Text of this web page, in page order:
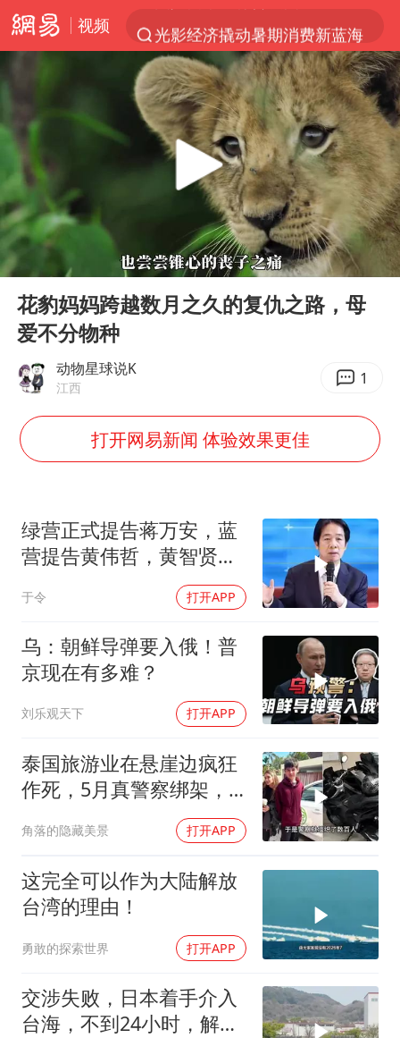
视频
光影经济撬动暑期消费新蓝海
马克·艾伦退出斯诺克中国公开赛
新疆优化调整景区内自驾服务费
上四休三，但降薪1000元，你接受吗？
WTT瑞典大满贯女单签表出炉
情侣平潭拍日出坠崖1死1伤
36岁男演员成景区NPC后人气爆棚
全民健身事业高质量发展
台当局重金为“台独”织“皇帝新衣”
茅台部分直营店飞天茅台提价
白海豚将正面袭击贯穿浙江
黄金牛市回来了吗
杭州全市有序停课
乐享全民健身 共筑健康中国
Play
08:20
花豹妈妈跨越数月之久的复仇之路，母
爱不分物种
动物星球说K
江西 1
打开网易新闻 体验效果更佳
绿营正式提告蒋万安，蓝
营提告黄伟哲，黄智贤不
于令 打开APP
乌：朝鲜导弹要入俄！普
京现在有多难？
刘乐观天下 打开APP
泰国旅游业在悬崖边疯狂
作死，5月真警察绑架，7
角落的隐藏美景 打开APP
这完全可以作为大陆解放
台湾的理由！
勇敢的探索世界 打开APP
交涉失败，日本着手介入
台海，不到24小时，解放